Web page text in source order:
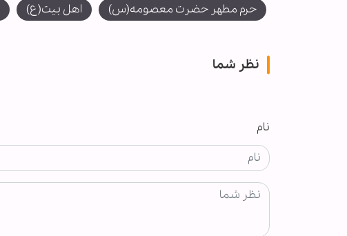
حرم مطهر حضرت معصومه(س) اهل بیت(ع)
نظر شما
نام